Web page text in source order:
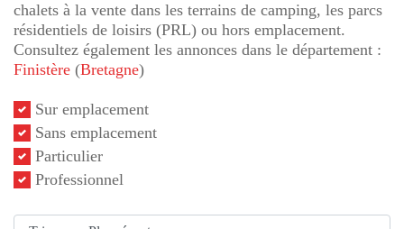
chalets à la vente dans les terrains de camping, les parcs
résidentiels de loisirs (PRL) ou hors emplacement.
Consultez également les annonces dans le département :
Finistère (Bretagne)
Sur emplacement
Sans emplacement
Particulier
Professionnel